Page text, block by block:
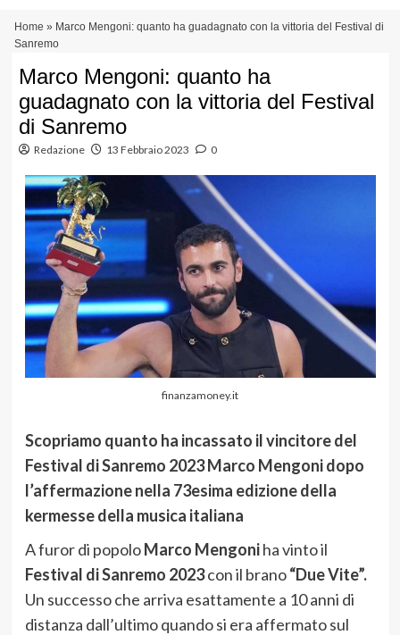
principale
Home » Marco Mengoni: quanto ha guadagnato con la vittoria del Festival di
Sanremo
Marco Mengoni: quanto ha
guadagnato con la vittoria del Festival
di Sanremo
Redazione 13 Febbraio 2023 0
finanzamoney.it
Scopriamo quanto ha incassato il vincitore del
Festival di Sanremo 2023 Marco Mengoni dopo
l’affermazione nella 73esima edizione della
kermesse della musica italiana
A furor di popoloMarco Mengoniha vinto il
Festival di Sanremo 2023con il brano“Due Vite”.
Un successo che arriva esattamente a 10 anni di
distanza dall’ultimo quando si era affermato sul